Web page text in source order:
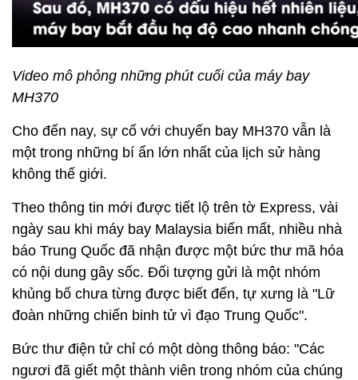
Video mô phỏng những phút cuối của máy bay
MH370
Cho đến nay, sự cố với chuyến bay MH370 vẫn là
một trong những bí ẩn lớn nhất của lịch sử hàng
không thế giới.
Theo thông tin mới được tiết lộ trên tờ Express, vài
ngày sau khi máy bay Malaysia biến mất, nhiều nhà
báo Trung Quốc đã nhận được một bức thư mã hóa
có nội dung gây sốc. Đối tượng gửi là một nhóm
khủng bố chưa từng được biết đến, tự xưng là "Lữ
đoàn những chiến binh tử vì đạo Trung Quốc".
Bức thư điện tử chỉ có một dòng thông báo: "Các
ngươi đã giết một thành viên trong nhóm của chúng